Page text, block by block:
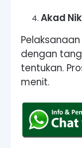
Akad
dengan
tentukan.
menit.